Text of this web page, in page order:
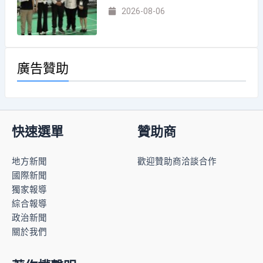
2026-08-06
廣告贊助
快速選單
地方新聞
國際新聞
獨家報導
綜合報導
政治新聞
關於我們
贊助商
歡迎贊助商洽談合作